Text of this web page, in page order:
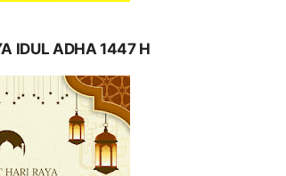
IDUL ADHA 1447 H